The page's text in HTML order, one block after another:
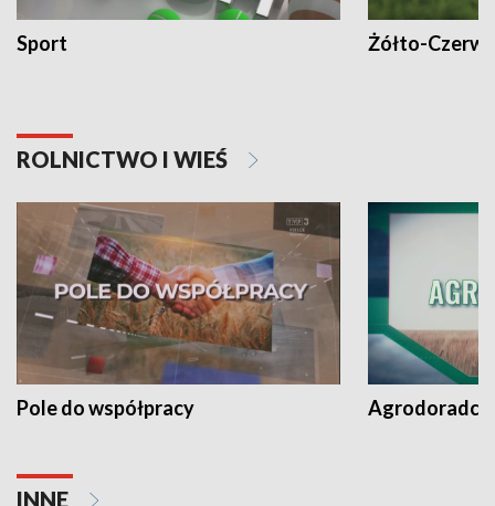
Sport Żółto-
ROLNICTWO I WIEŚ
Pole do współpracy Agrodoradcy
INNE